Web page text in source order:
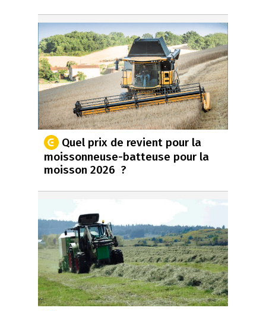
Quel prix de revient pour la
moissonneuse-batteuse pour la
moisson 2026 ?